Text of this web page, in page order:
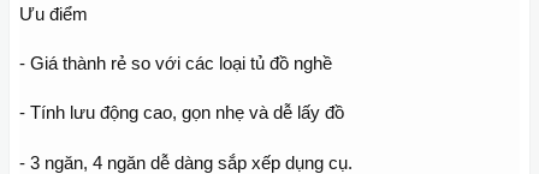
Ưu điểm
- Giá thành rẻ so với các loại tủ đồ nghề
- Tính lưu động cao, gọn nhẹ và dễ lấy đồ
- 3 ngăn, 4 ngăn dễ dàng sắp xếp dụng cụ.